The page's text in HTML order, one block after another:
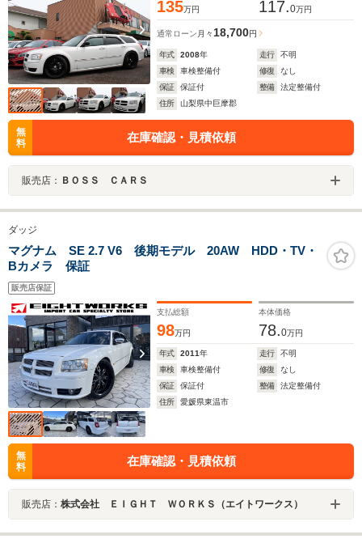
135万円 117.0万円
通常ローン 月々 18,700円
年式 2008年 走行
不明
車検
車検整備付 修復
なし
保証
保証付 整備
法定整備付
住所
山梨県中巨摩郡
無
料
在庫確認・見積依頼
販売店： ＢＯＳＳ ＣＡＲＳ
ダッジ
マグナム SE 2.7 V6 後期モデル 20AW HDD・TV・
Bカメラ 保証
販売店保証
支払総額
98万円
本体価格
78.0万円
年式 2011年 走行
不明
車検
車検整備付 修復
なし
保証
保証付 整備
法定整備付
住所
愛媛県東温市
無
料
在庫確認・見積依頼
販売店： 株式会社 ＥＩＧＨＴ ＷＯＲＫＳ（エイトワークス）